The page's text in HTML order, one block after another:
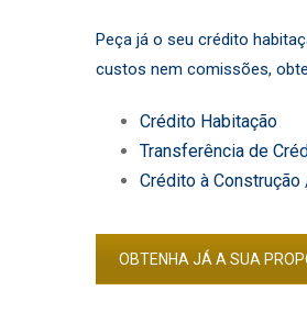
Peça já o seu crédito
custos nem comissões,
Crédito Habitação
Transferência de
Crédito à
OBTENHA JÁ A SUA